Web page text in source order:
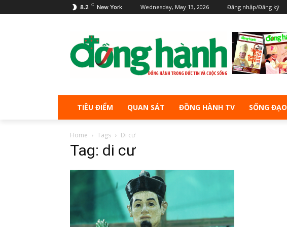
8.2 C New York Wednesday, May 13, 2026 Đăng nhập/Đăng ký
TIÊU ĐIỂM QUAN SÁT ĐỒNG HÀNH TV SỐNG ĐẠO
Home Tags Di cư
Tag: di cư